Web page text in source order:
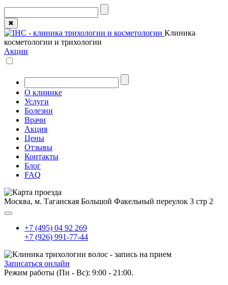
✖
Клиника
косметологии и трихологии
Акции
О клинике
Услуги
Болезни
Врачи
Акция
Цены
Отзывы
Контакты
Блог
FAQ
Москва, м. Таганская Большой Факельный переулок 3 стр 2
+7 (495) 04 92 269
+7 (926) 991-77-44
Записаться онлайн
Режим работы (Пн - Вс): 9:00 - 21:00.